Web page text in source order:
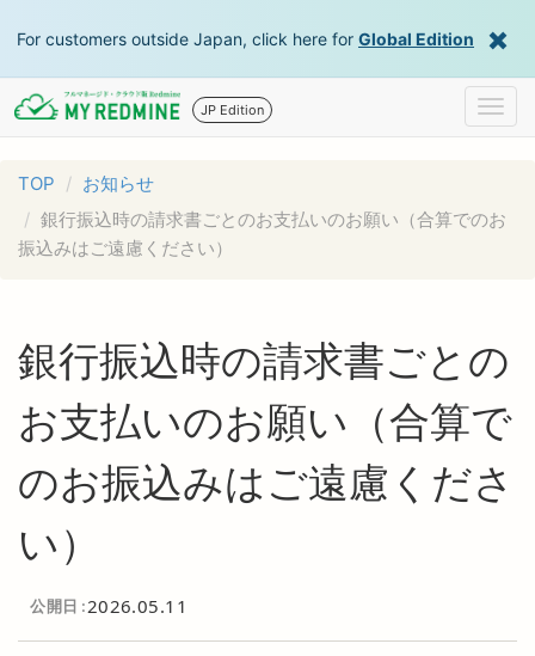
For customers outside Japan, click here for Global Edition
JP Edition
TOP
お知らせ
銀行振込時の請求書ごとのお支払いのお願い（合算でのお
振込みはご遠慮ください）
銀行振込時の請求書ごとの
お支払いのお願い（合算で
のお振込みはご遠慮くださ
い）
公開日 2026.05.11